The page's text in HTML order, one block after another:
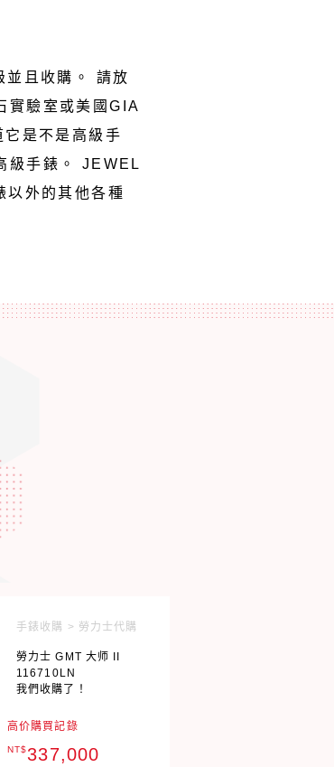
且收購。 請放
實驗室或美國GIA
是不是高級手
級手錶。 JEWEL
以外的其他各種
手錶收購 > 勞力士代購
勞力士 GMT 大师 II
116710LN
我們收購了！
高价購買記錄
NT$337,000